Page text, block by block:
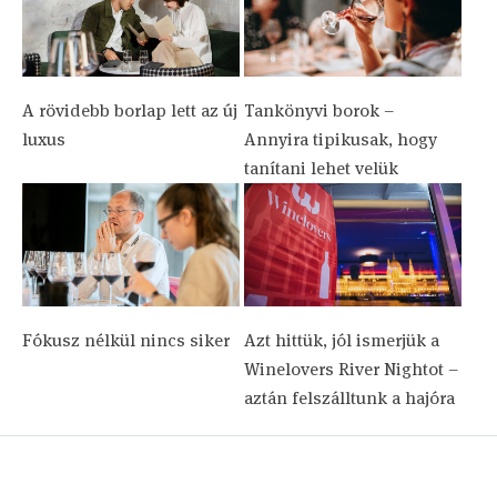
A rövidebb borlap lett az új
luxus
Tankönyvi borok –
Annyira tipikusak, hogy
tanítani lehet velük
Fókusz nélkül nincs siker
Azt hittük, jól ismerjük a
Winelovers River Nightot –
aztán felszálltunk a hajóra